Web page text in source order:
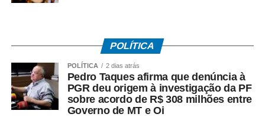
POLÍTICA
POLÍTICA 2 dias atrás
Pedro Taques afirma que denúncia à
PGR deu origem à investigação da PF
sobre acordo de R$ 308 milhões entre
Governo de MT e Oi